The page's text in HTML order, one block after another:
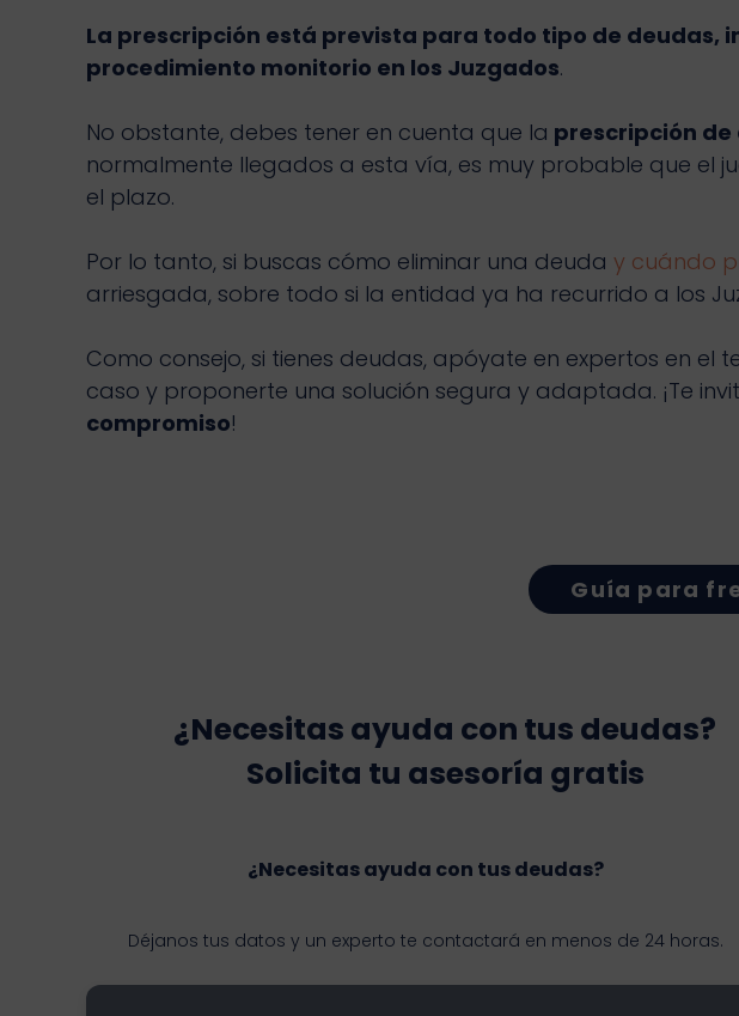
La prescripción está prevista para todo tipo de deudas,
procedimiento monitorio en los Juzgados.
No obstante, debes tener en cuenta que la prescripción
normalmente llegados a esta vía, es muy probable que el
el plazo.
Por lo tanto, si buscas cómo eliminar una deuda y cuándo
arriesgada, sobre todo si la entidad ya ha recurrido a los
Como consejo, si tienes deudas, apóyate en expertos en
caso y proponerte una solución segura y adaptada. ¡Te
compromiso!
Guía para
¿Necesitas ayuda con tus deudas?
Solicita tu asesoría gratis
¿Necesitas ayuda con tus deudas?
Déjanos tus datos y un experto te contactará en menos de 24 horas.